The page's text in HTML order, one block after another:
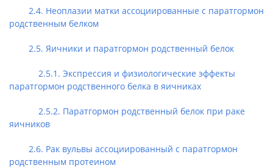
2.4. Неоплазии матки ассоциированные с паратгормон
родственным белком
2.5. Яичники и паратгормон родственный белок
2.5.1. Экспрессия и физиологические эффекты
паратгормон родственного белка в яичниках
2.5.2. Паратгормон родственный белок при раке
яичников
2.6. Рак вульвы ассоциированный с паратгормон
родственным протеином